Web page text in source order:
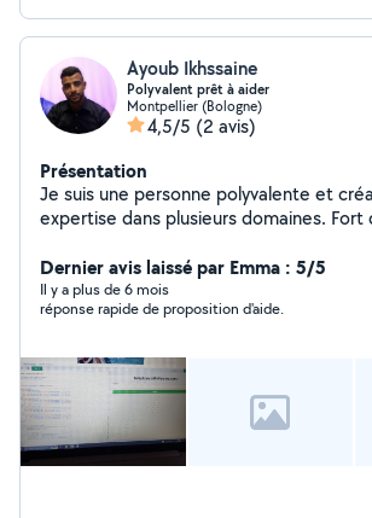
Ayoub Ikhssaine
Polyvalent prêt à aider
Montpellier (Bologne)
4,5/5 (2 avis)
Présentation
Je suis une personne polyvalente et
expertise dans plusieurs domaines. Fort
création d'idées, la formation,
créativité, je suis capable d'apporter une
ajoutée à de nombreux projets. Que ce
idées novatrices, former et inspirer les
encore créer du contenu audiovisuel
toujours prêt à relever de nouveaux
pour l'apprentissage et ma capacité à
rapidement me permettent de rester
Dernier avis laissé par Emma : 5/5
Il y a plus de 6 mois
réponse rapide de proposition d'aide.